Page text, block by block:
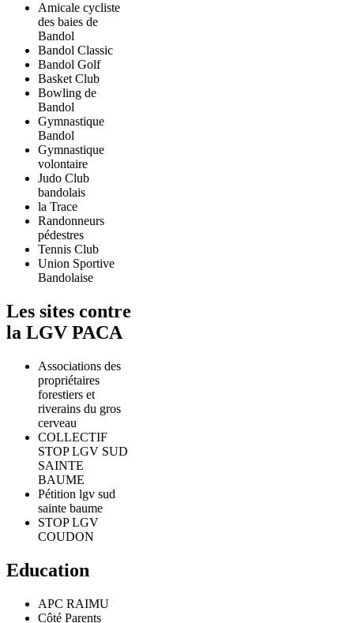
Amicale cycliste
des baies de
Bandol
Bandol Classic
Bandol Golf
Basket Club
Bowling de
Bandol
Gymnastique
Bandol
Gymnastique
volontaire
Judo Club
bandolais
la Trace
Randonneurs
pédestres
Tennis Club
Union Sportive
Bandolaise
Les sites contre
la LGV PACA
Associations des
propriétaires
forestiers et
riverains du gros
cerveau
COLLECTIF
STOP LGV SUD
SAINTE
BAUME
Pétition lgv sud
sainte baume
STOP LGV
COUDON
Education
APC RAIMU
Côté Parents